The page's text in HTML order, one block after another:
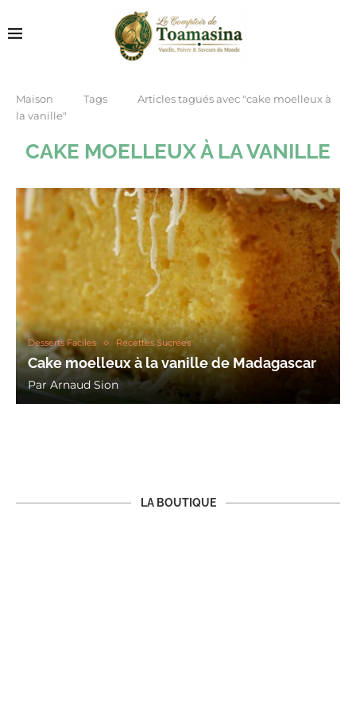
Maison Tags
Articles tagués avec "cake moelleux à
la vanille"
CAKE MOELLEUX À LA VANILLE
Desserts Faciles Recettes Sucrées
Cake moelleux à la vanille de Madagascar
ParArnaud Sion
LA BOUTIQUE